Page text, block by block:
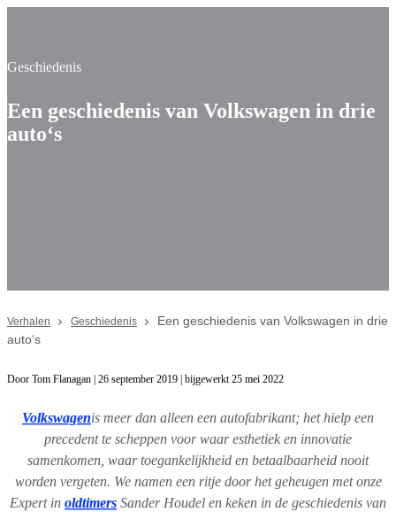
Geschiedenis
Een geschiedenis van Volkswagen in drie
auto‘s
Verhalen Geschiedenis
Een geschiedenis van Volkswagen in drie
auto‘s
Door Tom Flanagan | 26 september 2019 | bijgewerkt 25 mei 2022
Volkswagenis meer dan alleen een autofabrikant; het hielp een
precedent te scheppen voor waar esthetiek en innovatie
samenkomen, waar toegankelijkheid en betaalbaarheid nooit
worden vergeten. We namen een ritje door het geheugen met onze
Expert in oldtimers Sander Houdel en keken in de geschiedenis van